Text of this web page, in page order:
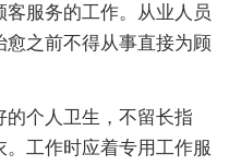
服务的工作。从业人员
之前不得从事直接为顾
个人卫生，不留长指
工作时应着专用工作服